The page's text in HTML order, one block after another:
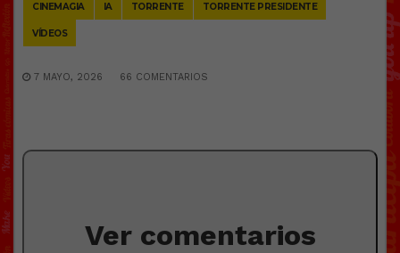
CINEMAGIA IA TORRENTE TORRENTE PRESIDENTE
VÍDEOS
7 MAYO, 2026 66 COMENTARIOS
Ver comentarios